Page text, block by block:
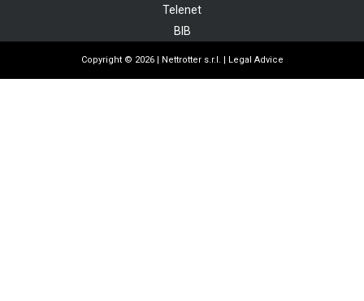
Telenet
BIB
Copyright © 2026 | Nettrotter s.r.l. | Legal Advice